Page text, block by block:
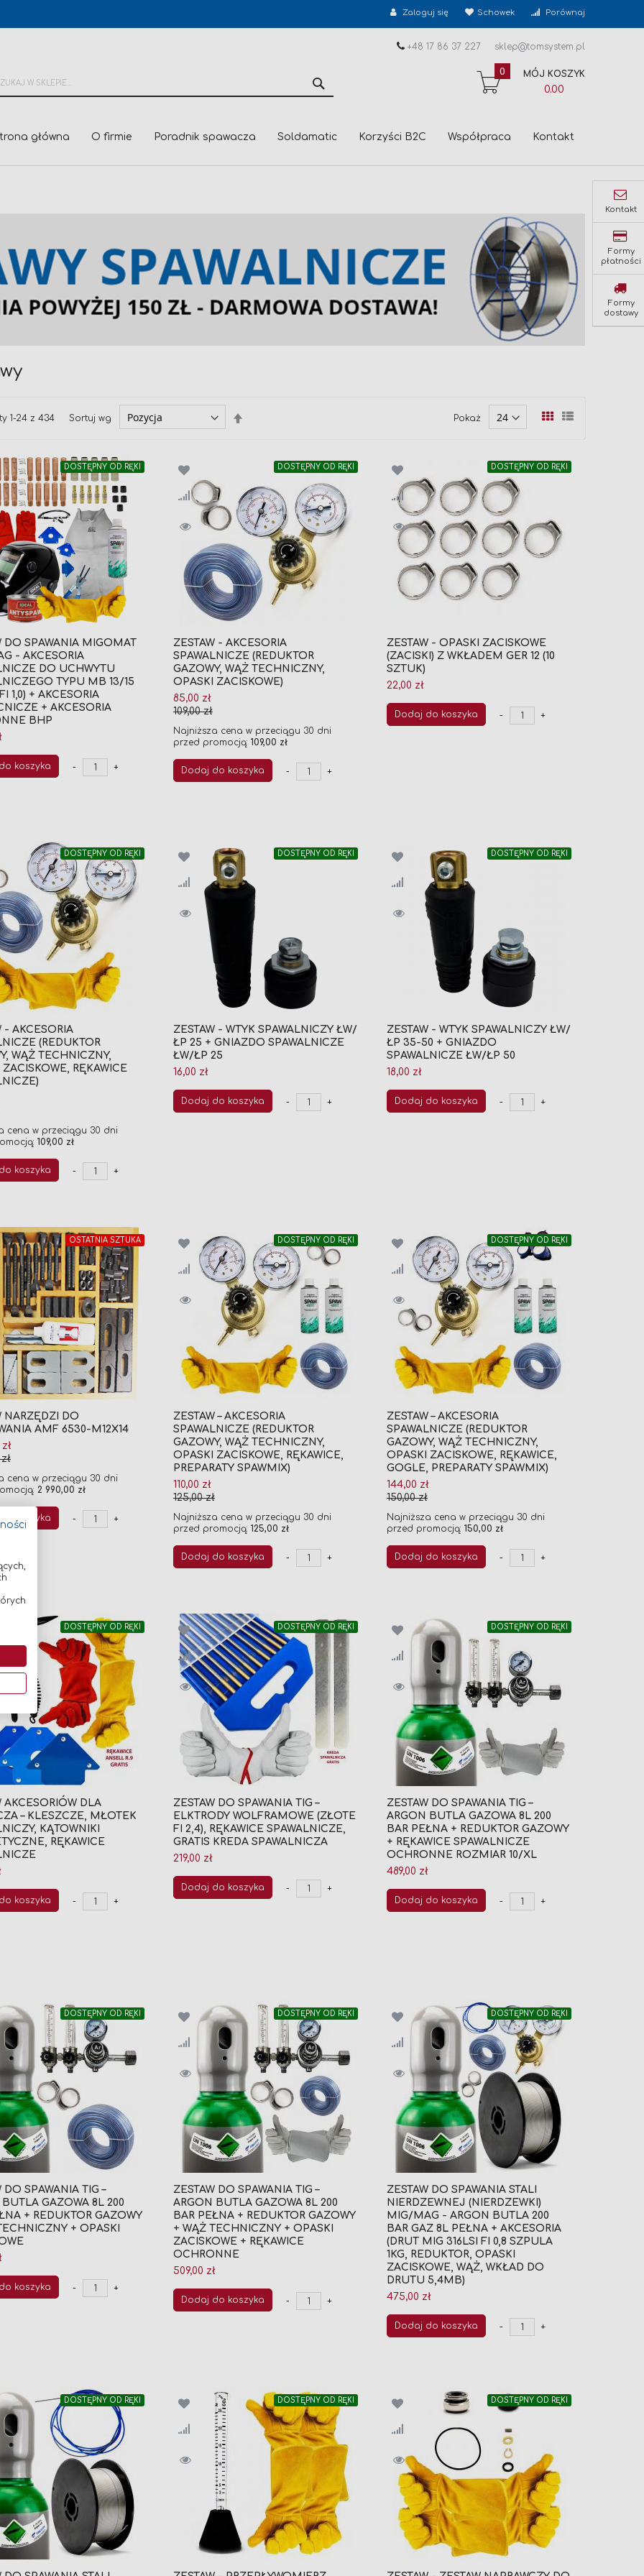
Zaloguj się Schowek Porównaj
+48 17 86 37 227 sklep@tomsystem.pl
MÓJ KOSZYK
0.00
0
główna O firmie Poradnik spawacza Soldamatic Korzyści B2C Współpraca Kontakt
1-24 z 434 Sortuj wg
Zobacz
jako
SiatkaLista
Pokaż
DOSTĘPNY OD RĘKI
DO SPAWANIA MIGOMAT
- AKCESORIA
DO UCHWYTU
TYPU MB 13/15
1,0) + AKCESORIA
+ AKCESORIA
BHP
koszyka - +
DOSTĘPNY OD RĘKI
ZESTAW - AKCESORIA
SPAWALNICZE (REDUKTOR
GAZOWY, WĄŻ TECHNICZNY,
OPASKI ZACISKOWE)
Cena
promocyjna
85,00 zł
109,00 zł
Najniższa cena w przeciągu 30 dni
przed promocją: 109,00 zł
Dodaj do koszyka - +
DOSTĘPNY OD RĘKI
ZESTAW - OPASKI ZACISKOWE
(ZACISKI) Z WKŁADEM GER 12 (10
SZTUK)
22,00 zł
Dodaj do koszyka - +
DOSTĘPNY OD RĘKI
- AKCESORIA
(REDUKTOR
WĄŻ TECHNICZNY,
RĘKAWICE
cena w przeciągu 30 dni
109,00 zł
koszyka - +
DOSTĘPNY OD RĘKI
ZESTAW - WTYK SPAWALNICZY ŁW/
ŁP 25 + GNIAZDO SPAWALNICZE
ŁW/ŁP 25
16,00 zł
Dodaj do koszyka - +
DOSTĘPNY OD RĘKI
ZESTAW - WTYK SPAWALNICZY ŁW/
ŁP 35-50 + GNIAZDO
SPAWALNICZE ŁW/ŁP 50
18,00 zł
Dodaj do koszyka - +
OSTATNIA SZTUKA
NARZĘDZI DO
AMF 6530-M12X14
cena w przeciągu 30 dni
2 990,00 zł
koszyka - +
DOSTĘPNY OD RĘKI
ZESTAW – AKCESORIA
SPAWALNICZE (REDUKTOR
GAZOWY, WĄŻ TECHNICZNY,
OPASKI ZACISKOWE, RĘKAWICE,
PREPARATY SPAWMIX)
Cena
promocyjna
110,00 zł
125,00 zł
Najniższa cena w przeciągu 30 dni
przed promocją: 125,00 zł
Dodaj do koszyka - +
DOSTĘPNY OD RĘKI
ZESTAW – AKCESORIA
SPAWALNICZE (REDUKTOR
GAZOWY, WĄŻ TECHNICZNY,
OPASKI ZACISKOWE, RĘKAWICE,
GOGLE, PREPARATY SPAWMIX)
Cena
promocyjna
144,00 zł
150,00 zł
Najniższa cena w przeciągu 30 dni
przed promocją: 150,00 zł
Dodaj do koszyka - +
DOSTĘPNY OD RĘKI
AKCESORIÓW DLA
– KLESZCZE, MŁOTEK
KĄTOWNIKI
RĘKAWICE
koszyka - +
DOSTĘPNY OD RĘKI
ZESTAW DO SPAWANIA TIG –
ELKTRODY WOLFRAMOWE (ZŁOTE
FI 2,4), RĘKAWICE SPAWALNICZE,
GRATIS KREDA SPAWALNICZA
219,00 zł
Dodaj do koszyka - +
DOSTĘPNY OD RĘKI
ZESTAW DO SPAWANIA TIG –
ARGON BUTLA GAZOWA 8L 200
BAR PEŁNA + REDUKTOR GAZOWY
+ RĘKAWICE SPAWALNICZE
OCHRONNE ROZMIAR 10/XL
489,00 zł
Dodaj do koszyka - +
DOSTĘPNY OD RĘKI
DO SPAWANIA TIG –
GAZOWA 8L 200
+ REDUKTOR GAZOWY
+ OPASKI
koszyka - +
DOSTĘPNY OD RĘKI
ZESTAW DO SPAWANIA TIG –
ARGON BUTLA GAZOWA 8L 200
BAR PEŁNA + REDUKTOR GAZOWY
+ WĄŻ TECHNICZNY + OPASKI
ZACISKOWE + RĘKAWICE
OCHRONNE
509,00 zł
Dodaj do koszyka - +
DOSTĘPNY OD RĘKI
ZESTAW DO SPAWANIA STALI
NIERDZEWNEJ (NIERDZEWKI)
MIG/MAG - ARGON BUTLA 200
BAR GAZ 8L PEŁNA + AKCESORIA
(DRUT MIG 316LSI FI 0,8 SZPULA
1KG, REDUKTOR, OPASKI
ZACISKOWE, WĄŻ, WKŁAD DO
DRUTU 5,4MB)
475,00 zł
Dodaj do koszyka - +
DOSTĘPNY OD RĘKI DOSTĘPNY OD RĘKI DOSTĘPNY OD RĘKI
Kontakt
Formy
płatności
Formy
dostawy